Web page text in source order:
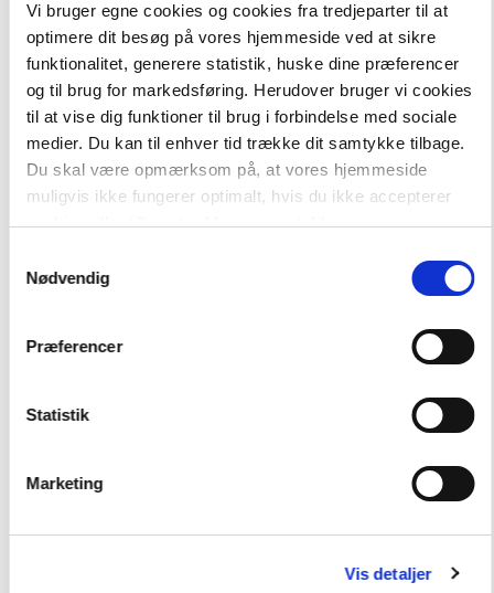
Vi bruger egne cookies og cookies fra tredjeparter til at
optimere dit besøg på vores hjemmeside ved at sikre
funktionalitet, generere statistik, huske dine præferencer
og til brug for markedsføring. Herudover bruger vi cookies
til at vise dig funktioner til brug i forbindelse med sociale
medier. Du kan til enhver tid trække dit samtykke tilbage.
Du skal være opmærksom på, at vores hjemmeside
muligvis ikke fungerer optimalt, hvis du ikke accepterer
cookies eller tilbagetrækker et samtykke.
Nødvendig
Præferencer
Statistik
Marketing
Vis detaljer
- +
Træningsbanden
Die DeutschBande 3
31,00 kr.
Andre har også købt